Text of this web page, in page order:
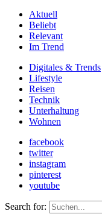
Aktuell
Beliebt
Relevant
Im Trend
Digitales & Trends
Lifestyle
Reisen
Technik
Unterhaltung
Wohnen
facebook
twitter
instagram
pinterest
youtube
Search for: